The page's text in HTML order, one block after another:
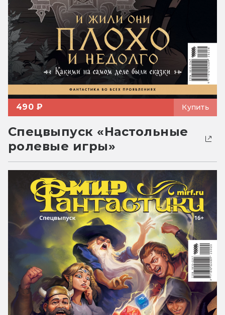
490 ₽ Купить
Спецвыпуск «Настольные
ролевые игры»